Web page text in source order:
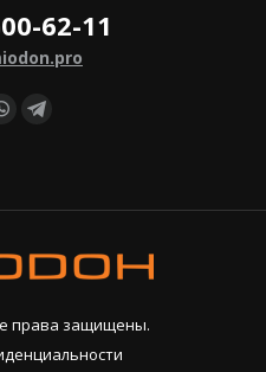
62-11
WhatsappTelegram
права защищены.